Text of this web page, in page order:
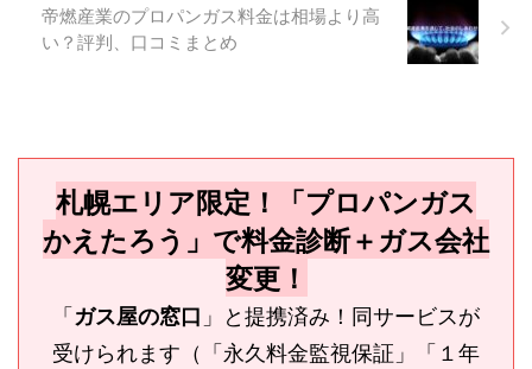
帝燃産業のプロパンガス料金は相場より高
い？評判、口コミまとめ
札幌エリア限定！「プロパンガス
かえたろう」で料金診断＋ガス会社
変更！
「ガス屋の窓口 」と提携済み！同サービスが
受けられます（「永久料金監視保証」「１年